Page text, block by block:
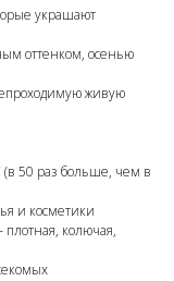
украшают
оттенком, осенью
живую
(в 50 раз больше, чем в
и косметики
плотная, колючая,